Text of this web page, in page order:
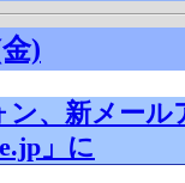
)
ン、新メール
」に